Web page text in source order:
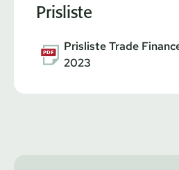
Prisliste
Prisliste Trade
2023